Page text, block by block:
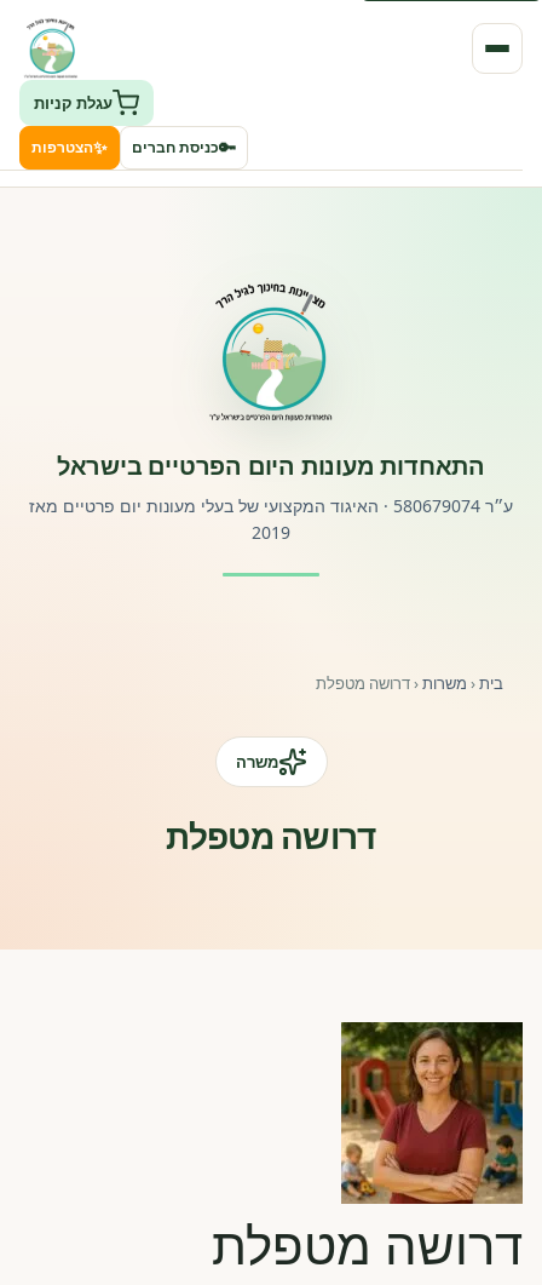
פורטל לוח מודעות דרושים עובדים
השתלמויות וקורסים לגננות ולצוותי חינוך | גיל הרך 0-6
פורטל רואי חשבון
עגלת קניות
🔑כניסת חברים ✨הצטרפות
התאחדות מעונות היום הפרטיים בישראל
ע״ר 580679074 · האיגוד המקצועי של בעלי מעונות יום פרטיים מאז
2019
בית‹ משרות‹דרושה מטפלת
משרה
דרושה מטפלת
דרושה מטפלת